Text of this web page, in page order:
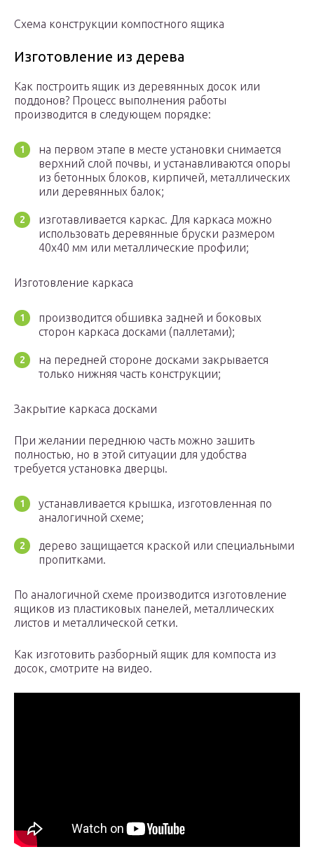
Схема конструкции компостного ящика
Изготовление из дерева
Как построить ящик из деревянных досок или
поддонов? Процесс выполнения работы
производится в следующем порядке:
на первом этапе в месте установки снимается
верхний слой почвы, и устанавливаются опоры
из бетонных блоков, кирпичей, металлических
или деревянных балок;
изготавливается каркас. Для каркаса можно
использовать деревянные бруски размером
40х40 мм или металлические профили;
Изготовление каркаса
производится обшивка задней и боковых
сторон каркаса досками (паллетами);
на передней стороне досками закрывается
только нижняя часть конструкции;
Закрытие каркаса досками
При желании переднюю часть можно зашить
полностью, но в этой ситуации для удобства
требуется установка дверцы.
устанавливается крышка, изготовленная по
аналогичной схеме;
дерево защищается краской или специальными
пропитками.
По аналогичной схеме производится изготовление
ящиков из пластиковых панелей, металлических
листов и металлической сетки.
Как изготовить разборный ящик для компоста из
досок, смотрите на видео.